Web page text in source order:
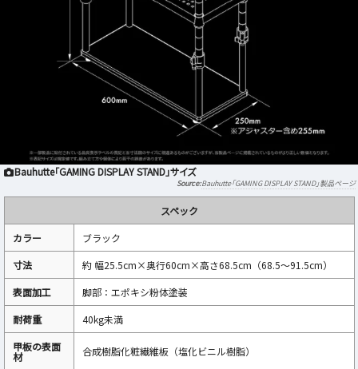
Bauhutte「GAMING DISPLAY STAND」サイズ
Bauhutte「GAMING DISPLAY STAND」製品ページ
スペック
カラー
ブラック
寸法
約 幅25.5cm×奥行60cm×高さ68.5cm（68.5～91.5cm）
表面加工
脚部：エポキシ粉体塗装
耐荷重
40kg未満
甲板の表面
材 合成樹脂化粧繊維板（塩化ビニル樹脂）